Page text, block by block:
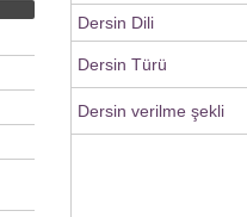
Dersin Dili
Dersin Türü
Dersin verilme şekli